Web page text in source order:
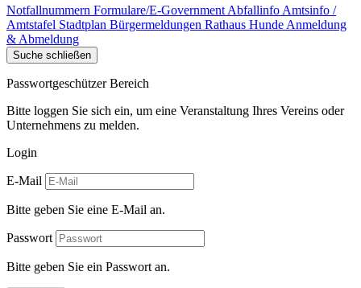
Notfallnummern Formulare/E-Government Abfallinfo Amtsinfo /
Amtstafel Stadtplan Bürgermeldungen Rathaus Hunde Anmeldung
& Abmeldung
Suche schließen
Passwortgeschützer Bereich
Bitte loggen Sie sich ein, um eine Veranstaltung Ihres Vereins oder
Unternehmens zu melden.
Login
E-Mail
Bitte geben Sie eine E-Mail an.
Passwort
Bitte geben Sie ein Passwort an.